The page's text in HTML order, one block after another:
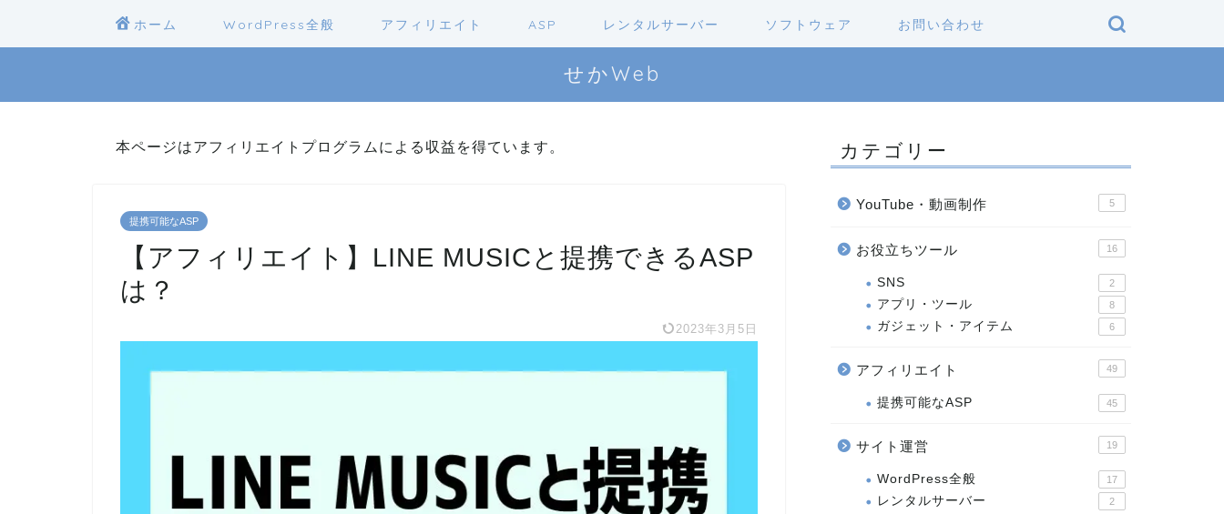
ホーム WordPress全般 アフィリエイト ASP レンタルサーバー ソフトウェア お問い合わせ
せかWeb
本ページはアフィリエイトプログラムによる収益を得ています。
提携可能なASP
【アフィリエイト】LINE MUSICと提携できるASP
は？
2023年3月5日
カテゴリー
YouTube・動画制作 5
お役立ちツール 16
SNS 2
アプリ・ツール 8
ガジェット・アイテム 6
アフィリエイト 49
提携可能なASP 45
サイト運営 19
WordPress全般 17
レンタルサーバー 2